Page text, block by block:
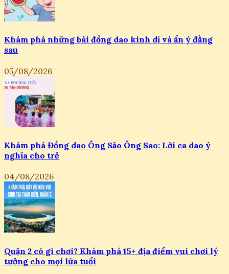
Khám phá những bài đồng dao kinh dị và ẩn ý đằng
sau
05/08/2026
Khám phá Đồng dao Ông Sảo Ông Sao: Lời ca dao ý
nghĩa cho trẻ
04/08/2026
Quận 2 có gì chơi? Khám phá 15+ địa điểm vui chơi lý
tưởng cho mọi lứa tuổi